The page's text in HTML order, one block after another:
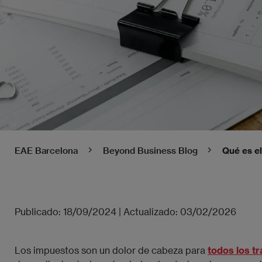
EAE Barcelona Beyond Business Blog Qué es
Publicado: 18/09/2024 | Actualizado: 03/02/2026
Los impuestos son un dolor de cabeza para todos los